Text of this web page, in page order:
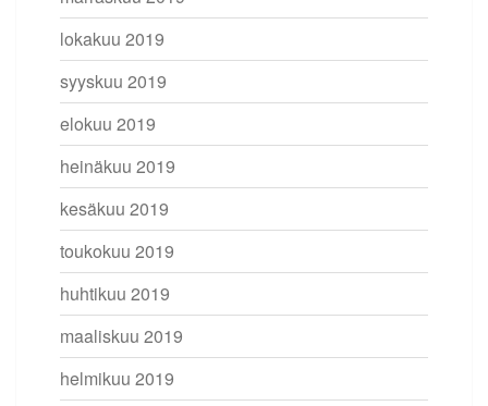
lokakuu 2019
syyskuu 2019
elokuu 2019
heinäkuu 2019
kesäkuu 2019
toukokuu 2019
huhtikuu 2019
maaliskuu 2019
helmikuu 2019